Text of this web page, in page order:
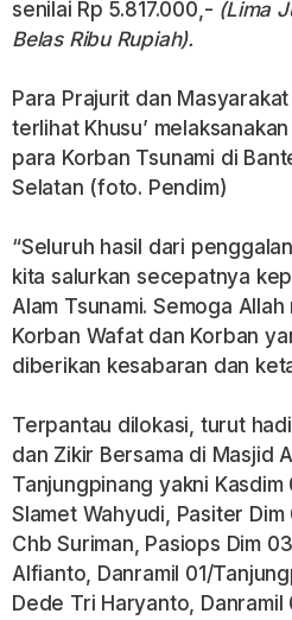
senilai Rp 5.817.000,- (Lima
Belas Ribu Rupiah).
Para Prajurit dan
terlihat Khusu’
para Korban Tsunami di
Selatan (foto. Pendim)
“Seluruh hasil dari
kita salurkan secepatnya
Alam Tsunami. Semoga
Korban Wafat dan Korban
diberikan kesabaran dan
Terpantau dilokasi, turut
dan Zikir Bersama di Masjid
Tanjungpinang yakni
Slamet Wahyudi, Pasiter
Chb Suriman, Pasiops Dim
Alfianto, Danramil 01/
Dede Tri Haryanto,